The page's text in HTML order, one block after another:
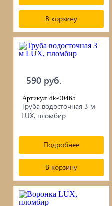
В корзину
590 руб.
Артикул: dk-00465
Труба водосточная 3 м
LUX, пломбир
Подробнее
В корзину